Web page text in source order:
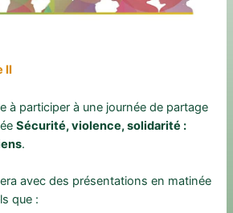
II
à participer à une journée de partage
Sécurité, violence, solidarité :
.
avec des présentations en matinée
que :